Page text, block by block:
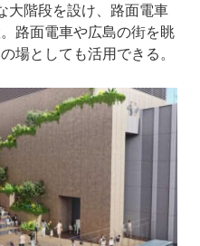
大階段を設け、路面電車
路面電車や広島の街を眺
場としても活用できる。